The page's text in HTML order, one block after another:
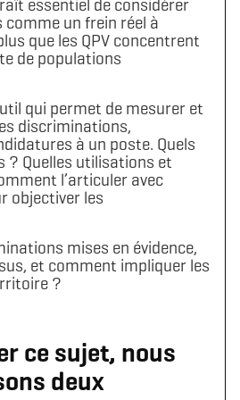
essentiel de considérer
un frein réel à
que les QPV concentrent
de populations
qui permet de mesurer et
discriminations,
à un poste. Quels
? Quelles utilisations et
l’articuler avec
objectiver les
mises en évidence,
et comment impliquer les
?
ce sujet, nous
deux